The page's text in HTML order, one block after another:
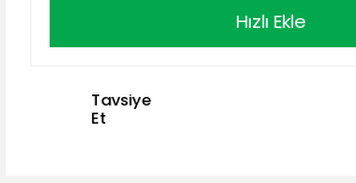
Hızlı Ekle
Tavsiye
Et